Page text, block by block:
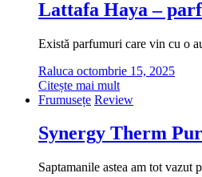
Lattafa Haya –
Există parfumuri care vin cu o
Raluca octombrie 15, 2025
Citește mai mult
Frumusețe Review
Synergy Therm
Saptamanile astea am tot vazut